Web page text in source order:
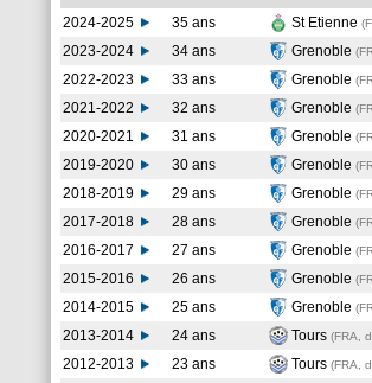
2024-2025 35 ans St Etienne
2023-2024
34 ans Grenoble
2022-2023
33 ans Grenoble
2021-2022
32 ans Grenoble
2020-2021
31 ans Grenoble
2019-2020
30 ans Grenoble
2018-2019
29 ans Grenoble
2017-2018
28 ans Grenoble
2016-2017
27 ans Grenoble
2015-2016
26 ans Grenoble
2014-2015
25 ans Grenoble
2013-2014
24 ans Tours (FRA,
2012-2013
23 ans Tours (FRA,